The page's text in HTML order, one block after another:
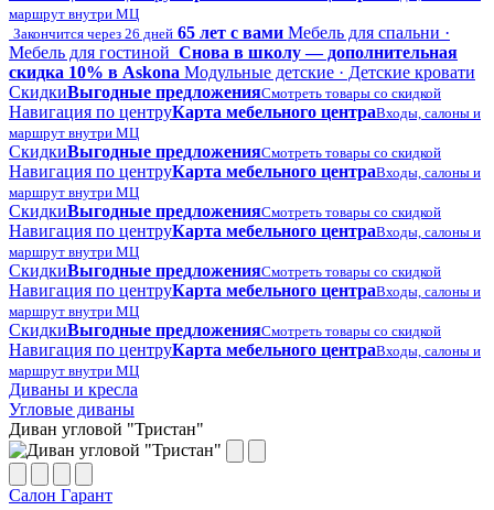
маршрут внутри МЦ
Закончится через 26 дней 65 лет с вами Мебель для спальни ·
Мебель для гостиной Снова в школу — дополнительная
скидка 10% в Askona Модульные детские · Детские кровати
СкидкиВыгодные предложенияСмотреть товары со скидкой
Навигация по центруКарта мебельного центраВходы, салоны и
маршрут внутри МЦ
СкидкиВыгодные предложенияСмотреть товары со скидкой
Навигация по центруКарта мебельного центраВходы, салоны и
маршрут внутри МЦ
СкидкиВыгодные предложенияСмотреть товары со скидкой
Навигация по центруКарта мебельного центраВходы, салоны и
маршрут внутри МЦ
СкидкиВыгодные предложенияСмотреть товары со скидкой
Навигация по центруКарта мебельного центраВходы, салоны и
маршрут внутри МЦ
СкидкиВыгодные предложенияСмотреть товары со скидкой
Навигация по центруКарта мебельного центраВходы, салоны и
маршрут внутри МЦ
Диваны и кресла
Угловые диваны
Диван угловой "Тристан"
Салон Гарант